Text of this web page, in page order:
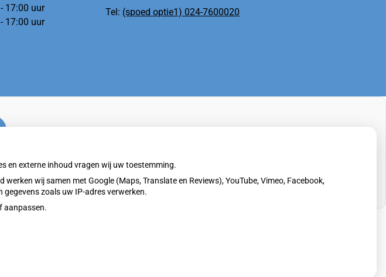
17:00 uur
17:00 uur
Tel: (spoed optie1) 024-7600020
is om dit te zien.
wijzigen
en externe inhoud vragen wij uw toestemming.
wij samen met Google (Maps, Translate en Reviews), YouTube, Vimeo, Facebook,
zoals uw IP-adres verwerken.
aanpassen.